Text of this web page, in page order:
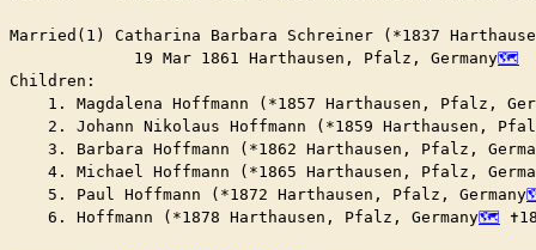
Married(1) Catharina Barbara Schreiner (*1837
	     19 Mar 1861 Harthausen, Pfalz, Germany
Children:
1. Magdalena Hoffmann (*1857 Harthausen, Pfalz,
2. Johann Nikolaus Hoffmann (*1859 Harthausen,
3. Barbara Hoffmann (*1862 Harthausen, Pfalz,
4. Michael Hoffmann (*1865 Harthausen, Pfalz,
    5. Paul Hoffmann (*1872 Harthausen, Pfalz, Germany
    6. Hoffmann (*1878 Harthausen, Pfalz, Germany